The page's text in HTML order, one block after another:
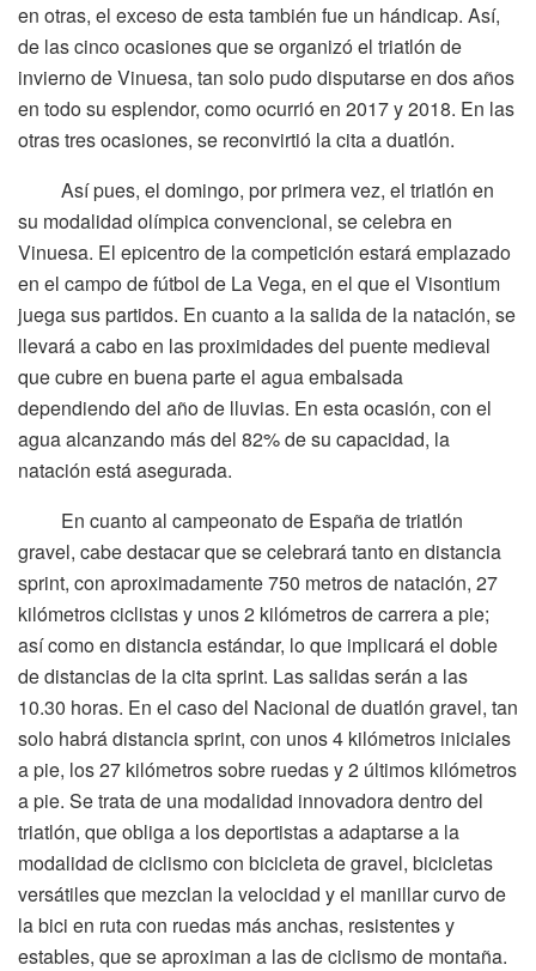
en otras, el exceso de esta también fue un hándicap. Así,
de las cinco ocasiones que se organizó el triatlón de
invierno de Vinuesa, tan solo pudo disputarse en dos años
en todo su esplendor, como ocurrió en 2017 y 2018. En las
otras tres ocasiones, se reconvirtió la cita a duatlón.
Así pues, el domingo, por primera vez, el triatlón en
su modalidad olímpica convencional, se celebra en
Vinuesa. El epicentro de la competición estará emplazado
en el campo de fútbol de La Vega, en el que el Visontium
juega sus partidos. En cuanto a la salida de la natación, se
llevará a cabo en las proximidades del puente medieval
que cubre en buena parte el agua embalsada
dependiendo del año de lluvias. En esta ocasión, con el
agua alcanzando más del 82% de su capacidad, la
natación está asegurada.
En cuanto al campeonato de España de triatlón
gravel, cabe destacar que se celebrará tanto en distancia
sprint, con aproximadamente 750 metros de natación, 27
kilómetros ciclistas y unos 2 kilómetros de carrera a pie;
así como en distancia estándar, lo que implicará el doble
de distancias de la cita sprint. Las salidas serán a las
10.30 horas. En el caso del Nacional de duatlón gravel, tan
solo habrá distancia sprint, con unos 4 kilómetros iniciales
a pie, los 27 kilómetros sobre ruedas y 2 últimos kilómetros
a pie. Se trata de una modalidad innovadora dentro del
triatlón, que obliga a los deportistas a adaptarse a la
modalidad de ciclismo con bicicleta de gravel, bicicletas
versátiles que mezclan la velocidad y el manillar curvo de
la bici en ruta con ruedas más anchas, resistentes y
estables, que se aproximan a las de ciclismo de montaña.